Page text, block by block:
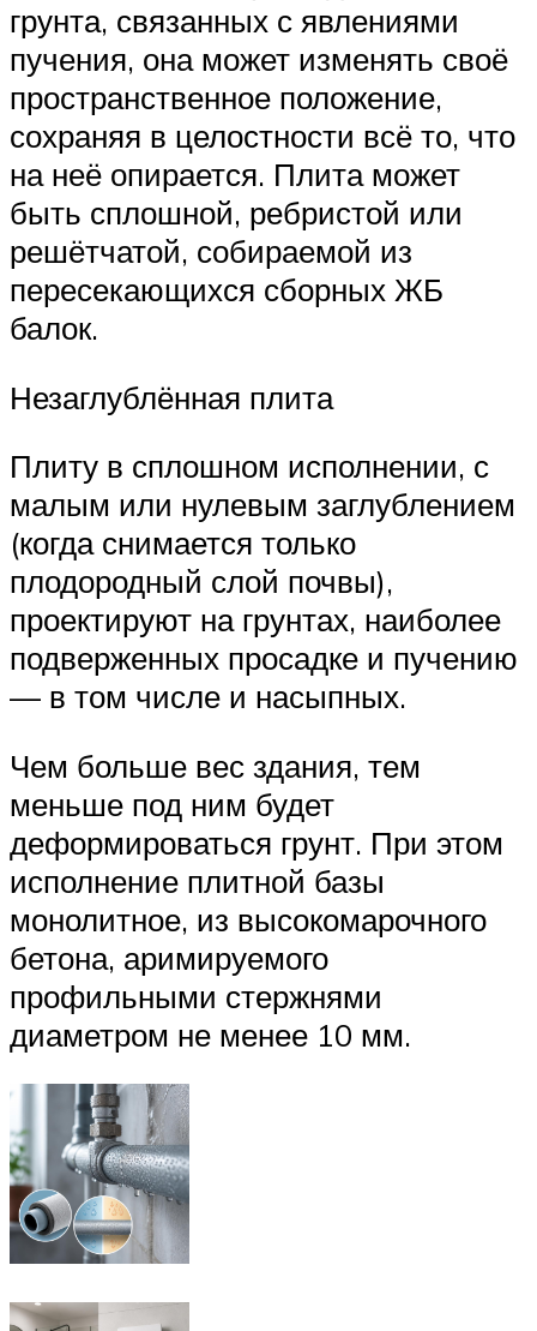
грунта, связанных с явлениями
пучения, она может изменять своё
пространственное положение,
сохраняя в целостности всё то, что
на неё опирается. Плита может
быть сплошной, ребристой или
решётчатой, собираемой из
пересекающихся сборных ЖБ
балок.
Незаглублённая плита
Плиту в сплошном исполнении, с
малым или нулевым заглублением
(когда снимается только
плодородный слой почвы),
проектируют на грунтах, наиболее
подверженных просадке и пучению
— в том числе и насыпных.
Чем больше вес здания, тем
меньше под ним будет
деформироваться грунт. При этом
исполнение плитной базы
монолитное, из высокомарочного
бетона, аримируемого
профильными стержнями
диаметром не менее 10 мм.